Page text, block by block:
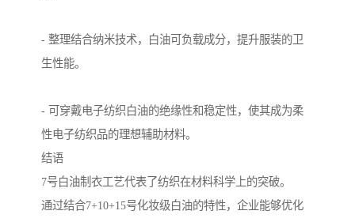
- 整理结合纳米技术，白油可负载成分，提升服装的卫
生性能。
- 可穿戴电子纺织白油的绝缘性和稳定性，使其成为柔
性电子纺织品的理想辅助材料。
结语
7号白油制衣工艺代表了纺织在材料科学上的突破。
通过结合7+10+15号化妆级白油的特性，企业能够优化